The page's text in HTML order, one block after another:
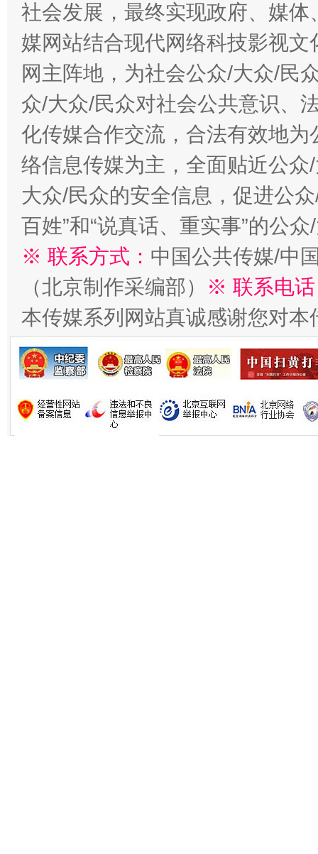
在谋一域中谋全局
习近平的博鳌关键词
魏明亮
社会发展，最终实现政府、媒
媒网站结合现代网络科技影视
网主阵地，为社会公众/大众/民
众/大众/民众对社会公共意识、
化传媒合作交流，合法有效地
络信息传媒为主，全面贴近公
大众/民众的安全信息，促进公
百姓”和“说真话、重实事”的公
※ 联系方式： 中国公共传媒/中
（北京制作采编部）
※ 联系电
本传媒系列网站真诚感谢您对